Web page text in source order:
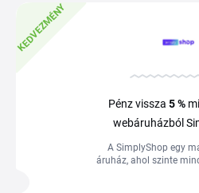
KEDVEZMÉNY
Pénz vissza 5 %
webáruházból
A SimplyShop egy
áruház, ahol szinte